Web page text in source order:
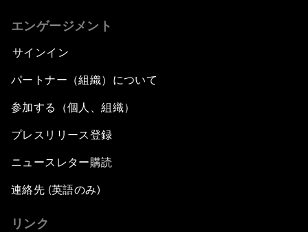
エンゲージメント
サインイン
パートナー（組織）について
参加する（個人、組織）
プレスリリース登録
ニュースレター購読
連絡先 (英語のみ)
リンク